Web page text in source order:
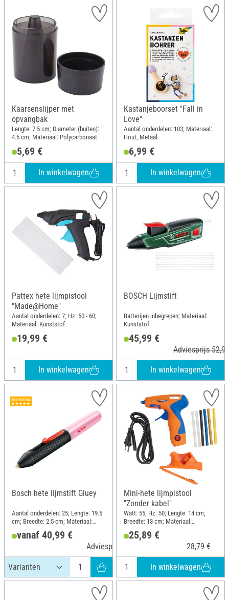
Kaarsenslijper met
opvangbak
Lengte: 7.5 cm; Diameter (buiten):
4.5 cm; Materiaal: Polycarbonaat
5,69 €
In winkelwagen
Kastanjeboorset "Fall in
Love"
Aantal onderdelen: 103; Materiaal:
Hout, Metaal
6,99 €
In winkelwagen
Pattex hete lijmpistool
"Made@Home"
Aantal onderdelen: 7; Hz: 50 - 60;
Materiaal: Kunststof
19,99 €
In winkelwagen
BOSCH Lijmstift
Batterijen inbegrepen; Materiaal:
Kunststof
45,99 €
Adviesprijs
In winkelwagen
Bosch hete lijmstift Gluey
Aantal onderdelen: 25; Lengte: 19.5
cm; Breedte: 2.5 cm; Materiaal:
Kunststof
vanaf 40,99 €
Adviesprijs 46,99 €
Mini-hete lijmpistool
"Zonder kabel"
Watt: 55; Hz: 50; Lengte: 14 cm;
Breedte: 13 cm; Materiaal:
Kunststof
25,89 €
28,79 €
In winkelwagen